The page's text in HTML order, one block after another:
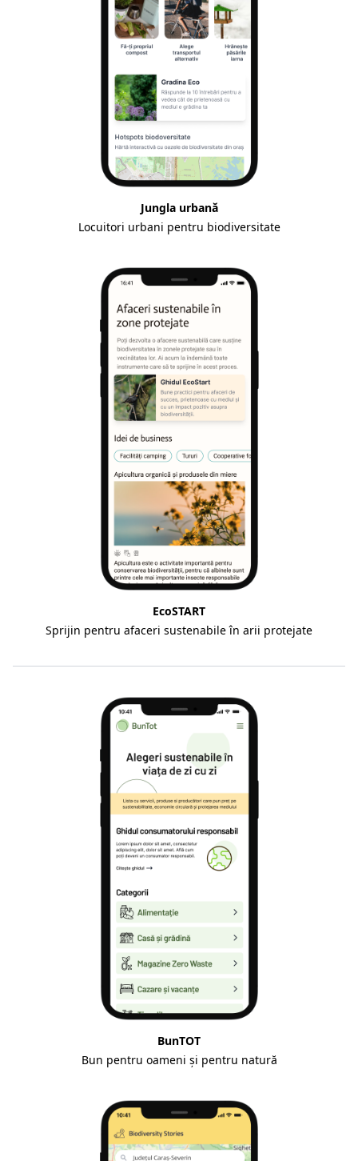
Jungla urbană
Locuitori urbani pentru biodiversitate
EcoSTART
Sprijin pentru afaceri sustenabile în arii protejate
BunTOT
Bun pentru oameni și pentru natură